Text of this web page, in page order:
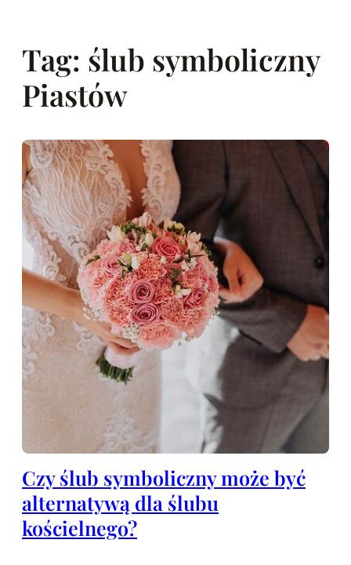
Tag: ślub symboliczny
Piastów
Czy ślub symboliczny może być
alternatywą dla ślubu
kościelnego?